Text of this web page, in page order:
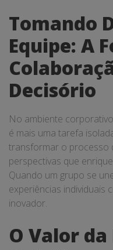
Tomando
Equipe: A
Decisório
No ambiente
é mais uma tarefa
transformar o processo
perspectivas que
Quando um grupo se
experiências individuais
inovador.
O Valor